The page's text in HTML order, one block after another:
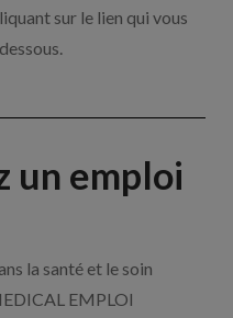
sur le lien qui vous
un emploi
la santé et le soin
EMPLOI